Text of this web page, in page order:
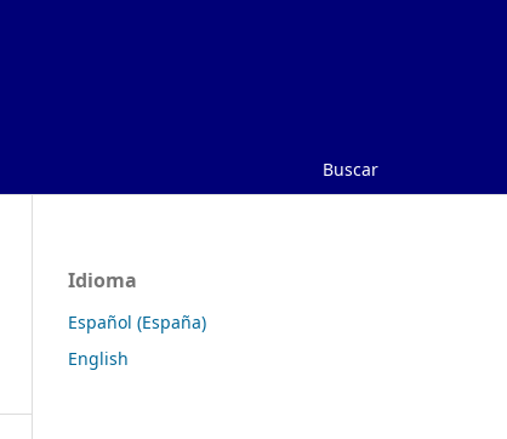
Buscar
Idioma
Español (España)
English